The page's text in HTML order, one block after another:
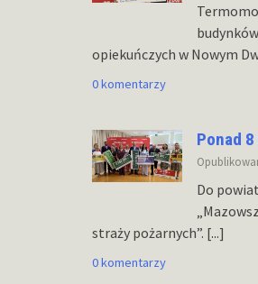
opiekuńczych w Nowym
0 komentarzy
Ponad
Do
straży pożarnych”. [...]
0 komentarzy